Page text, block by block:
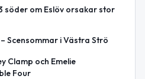
söder om Eslöv orsakar stor
Scensommar i Västra Strö
Clamp och Emelie
Four